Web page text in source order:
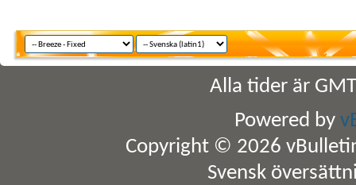
Alla tider är
Powered by
Copyright © 2026
Svensk